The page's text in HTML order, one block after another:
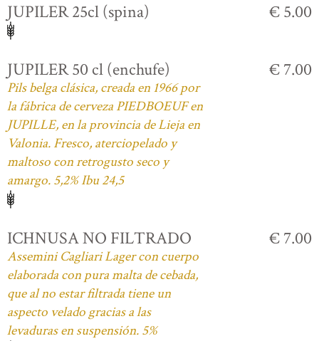
JUPILER 25cl (spina) € 5.00
JUPILER 50 cl (enchufe)
Pils belga clásica, creada en 1966 por
la fábrica de cerveza PIEDBOEUF en
JUPILLE, en la provincia de Lieja en
Valonia. Fresco, aterciopelado y
maltoso con retrogusto seco y
amargo. 5,2% Ibu 24,5
€ 7.00
ICHNUSA NO FILTRADO
Assemini Cagliari Lager con cuerpo
elaborada con pura malta de cebada,
que al no estar filtrada tiene un
aspecto velado gracias a las
levaduras en suspensión. 5%
€ 7.00